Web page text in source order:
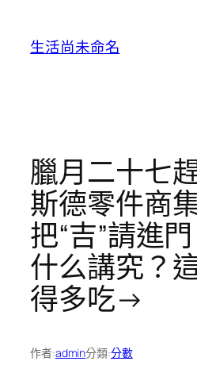
生活尚未命名
臘月二十七
斯德零件商
把“吉”請進
什么講究？
得多吃→
作者:admin分類:分數